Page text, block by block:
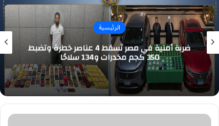
الرئيسية
ضربة أمنية في مصر تُسقط 4 عناصر خطرة وتضبط
350 كجم مخدرات و134 سلاحًا
"أرامكو"